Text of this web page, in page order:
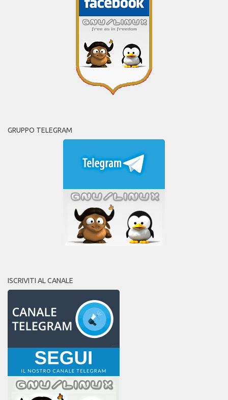
GRUPPO TELEGRAM
ISCRIVITI AL CANALE